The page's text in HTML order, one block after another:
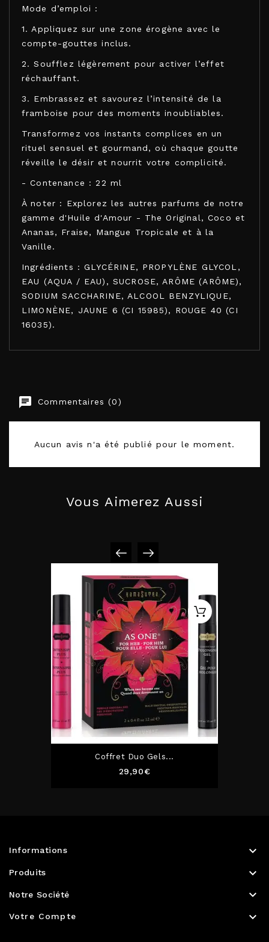
Mode d’emploi :
1. Appliquez sur une zone érogène avec le
compte-gouttes inclus.
2. Soufflez légèrement pour activer l’effet
réchauffant.
3. Embrassez et savourez l’intensité de la
framboise pour des moments inoubliables.
Transformez vos instants complices en un
rituel sensuel et gourmand, où chaque goutte
réveille le désir et nourrit votre complicité.
- Contenance : 22 ml
À noter : Explorez les autres parfums de notre
gamme d'Huile d'Amour - The Original, Coco et
Ananas, Fraise, Mangue Tropicale et à la
Vanille.
Ingrédients : GLYCÉRINE, PROPYLÈNE GLYCOL,
EAU (AQUA / EAU), SUCROSE, ARÔME (ARÔME),
SODIUM SACCHARINE, ALCOOL BENZYLIQUE,
LIMONÈNE, JAUNE 6 (CI 15985), ROUGE 40 (CI
16035).
Commentaires (0)
Aucun avis n'a été publié pour le moment.
Vous Aimerez Aussi
Coffret Duo Gels...
29,90€Prix
Informations 
Produits 
Notre Société 
Votre Compte 